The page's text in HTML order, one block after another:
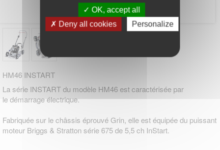
HM46 INSTART
La série INSTART du modèle HM46 est caractérisée par
le démarrage électrique.
Fabriquée sur le châssis éprouvé Grin, elle est équipée du puissant
moteur Briggs & Stratton série 675 de 5,5 ch InStart.
OK, accept all
Deny all cookies
Personalize